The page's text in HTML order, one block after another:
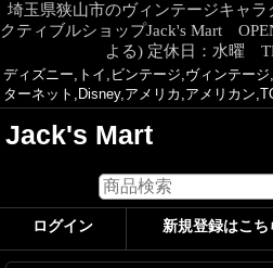
埼玉県狭山市のヴィンテージキャ
クティブルショップJack's Mart
よる) 定休日：水曜
ディズニー,トイ,ビンテージ,ヴィンテー
ターネット,Disney,アメリカ,アメリカン
Jack's Mart
ログイン 新規登録はこち